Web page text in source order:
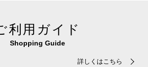
利用ガイド
Shopping Guide
詳しくはこちら